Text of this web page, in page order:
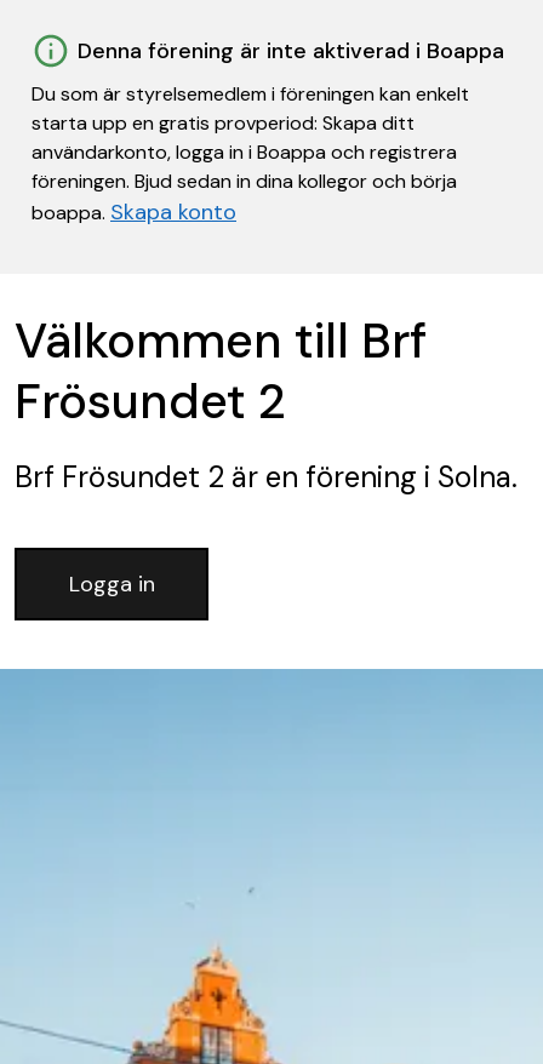
Denna förening är inte aktiverad i Boappa
Du som är styrelsemedlem i föreningen kan enkelt
starta upp en gratis provperiod: Skapa ditt
användarkonto, logga in i Boappa och registrera
föreningen. Bjud sedan in dina kollegor och börja
boappa. Skapa konto
Välkommen till Brf
Frösundet 2
Brf Frösundet 2 är en förening i Solna.
Logga in